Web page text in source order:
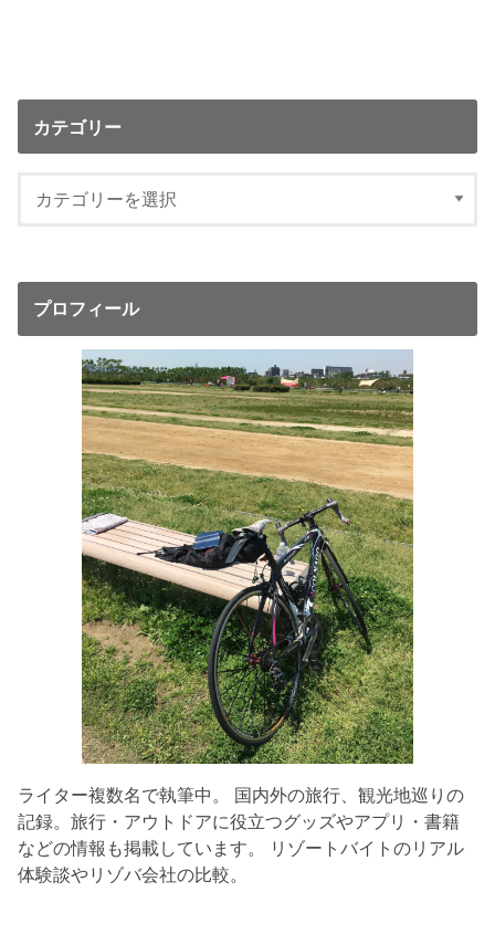
カテゴリー
プロフィール
ライター複数名で執筆中。 国内外の旅行、観光地巡りの
記録。旅行・アウトドアに役立つグッズやアプリ・書籍
などの情報も掲載しています。 リゾートバイトのリアル
体験談やリゾバ会社の比較。